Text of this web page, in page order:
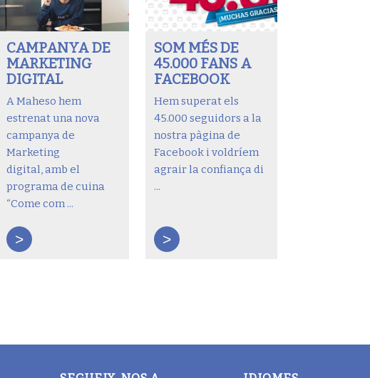
CAMPANYA DE
MARKETING
DIGITAL
A Maheso hem
estrenat una nova
campanya de
Marketing
digital, amb el
programa de cuina
“Come com ...
>
SOM MÉS DE
45.000 FANS A
FACEBOOK
Hem superat els
45.000 seguidors a la
nostra pàgina de
Facebook i voldríem
agrair la confiança di
...
>